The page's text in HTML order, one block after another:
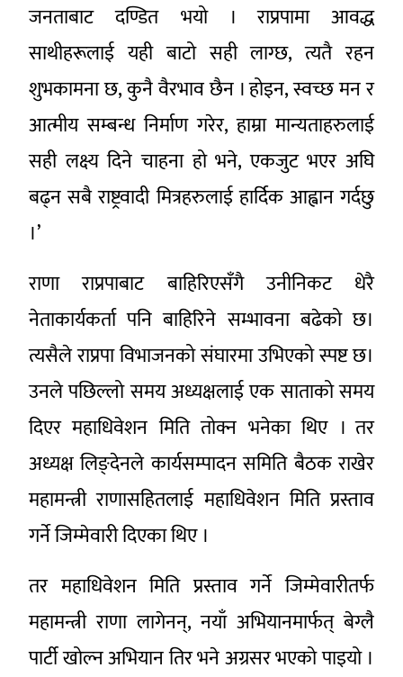
जनताबाट दण्डित भयो । राप्रपामा आवद्ध
साथीहरूलाई यही बाटो सही लाग्छ, त्यतै रहन
शुभकामना छ, कुनै वैरभाव छैन । होइन, स्वच्छ मन र
आत्मीय सम्बन्ध निर्माण गरेर, हाम्रा मान्यताहरुलाई
सही लक्ष्य दिने चाहना हो भने, एकजुट भएर अघि
बढ्न सबै राष्ट्रवादी मित्रहरुलाई हार्दिक आह्वान गर्दछु
।’
राणा राप्रपाबाट बाहिरिएसँगै उनीनिकट धेरै
नेताकार्यकर्ता पनि बाहिरिने सम्भावना बढेको छ।
त्यसैले राप्रपा विभाजनको संघारमा उभिएको स्पष्ट छ।
उनले पछिल्लो समय अध्यक्षलाई एक साताको समय
दिएर महाधिवेशन मिति तोक्न भनेका थिए । तर
अध्यक्ष लिङ्देनले कार्यसम्पादन समिति बैठक राखेर
महामन्त्री राणासहितलाई महाधिवेशन मिति प्रस्ताव
गर्ने जिम्मेवारी दिएका थिए ।
तर महाधिवेशन मिति प्रस्ताव गर्ने जिम्मेवारीतर्फ
महामन्त्री राणा लागेनन्, नयाँ अभियानमार्फत् बेग्लै
पार्टी खोल्न अभियान तिर भने अग्रसर भएको पाइयो ।